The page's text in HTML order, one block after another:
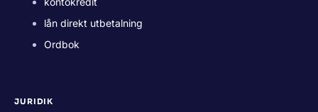
lån direkt utbetalning
Ordbok
JURIDIK